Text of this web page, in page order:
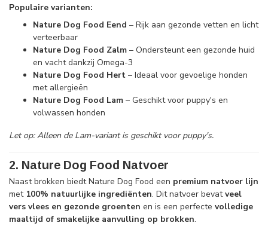
Populaire varianten:
Nature Dog Food Eend – Rijk aan gezonde vetten en licht
verteerbaar
Nature Dog Food Zalm – Ondersteunt een gezonde huid
en vacht dankzij Omega-3
Nature Dog Food Hert – Ideaal voor gevoelige honden
met allergieën
Nature Dog Food Lam – Geschikt voor puppy's en
volwassen honden
Let op: Alleen de Lam-variant is geschikt voor puppy's.
2. Nature Dog Food Natvoer
Naast brokken biedt Nature Dog Food een premium natvoer lijn
met 100% natuurlijke ingrediënten. Dit natvoer bevatveel
vers vlees en gezonde groenten en is een perfecte volledige
maaltijd of smakelijke aanvulling op brokken.